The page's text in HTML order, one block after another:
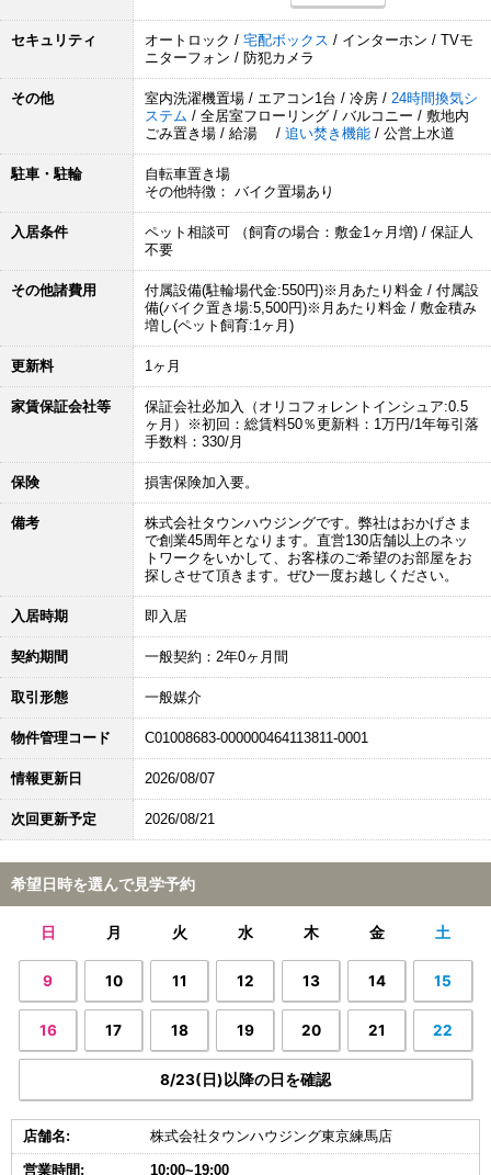
セキュリティ オートロック / 宅配ボックス / インターホン / TVモ
ニターフォン / 防犯カメラ
その他 室内洗濯機置場 / エアコン1台 / 冷房 / 24時間換気シ
ステム / 全居室フローリング / バルコニー / 敷地内
ごみ置き場 / 給湯 / 追い焚き機能 / 公営上水道
駐車・駐輪
自転車置き場
その他特徴： バイク置場あり
入居条件
ペット相談可 （飼育の場合：敷金1ヶ月増) / 保証人
不要
その他諸費用
付属設備(駐輪場代金:550円)※月あたり料金 / 付属設
備(バイク置き場:5,500円)※月あたり料金 / 敷金積み
増し(ペット飼育:1ヶ月)
更新料 1ヶ月
家賃保証会社等
保証会社必加入（オリコフォレントインシュア:0.5
ヶ月）※初回：総賃料50％更新料：1万円/1年毎引落
手数料：330/月
保険 損害保険加入要。
備考
株式会社タウンハウジングです。弊社はおかげさま
で創業45周年となります。直営130店舗以上のネッ
トワークをいかして、お客様のご希望のお部屋をお
探しさせて頂きます。ぜひ一度お越しください。
入居時期 即入居
契約期間 一般契約：2年0ヶ月間
取引形態 一般媒介
物件管理コード C01008683-000000464113811-0001
情報更新日 2026/08/07
次回更新予定 2026/08/21
希望日時を選んで見学予約
日 月 火 水 木 金 土
9 10 11 12 13 14 15
16 17 18 19 20 21 22
8/23(日)以降の日を確認
店舗名: 株式会社タウンハウジング東京練馬店
営業時間: 10:00~19:00